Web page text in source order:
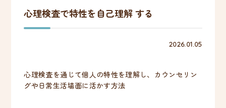
心理検査で特性を自己理解 する
2026.01.05
心理検査を通じて個人の特性を理解し、カウンセリン
グや日常生活場面に活かす方法